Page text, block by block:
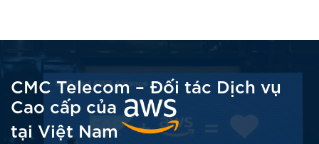
CMC Telecom – Đối tác Dịch vụ
Cao cấp của
tại Việt Nam